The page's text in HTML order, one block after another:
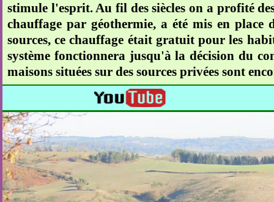
stimule l'esprit. Au fil des siècles on a profité
chauffage par géothermie, a été mis en place
sources, ce chauffage était gratuit pour les
système fonctionnera jusqu'à la décision du
maisons situées sur des sources privées sont